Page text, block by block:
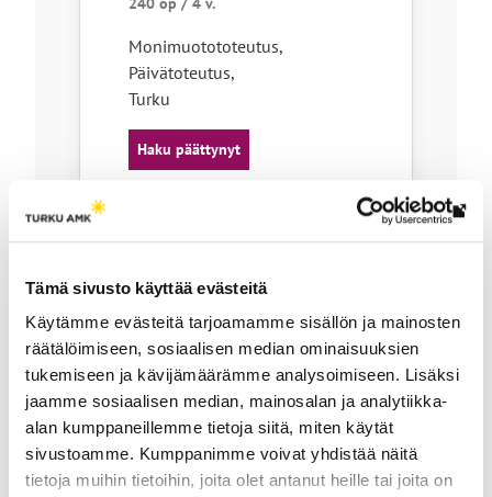
Tämä sivusto käyttää evästeitä
Käytämme evästeitä tarjoamamme sisällön ja mainosten
räätälöimiseen, sosiaalisen median ominaisuuksien
tukemiseen ja kävijämäärämme analysoimiseen. Lisäksi
jaamme sosiaalisen median, mainosalan ja analytiikka-
alan kumppaneillemme tietoja siitä, miten käytät
sivustoamme. Kumppanimme voivat yhdistää näitä
tietoja muihin tietoihin, joita olet antanut heille tai joita on
Monimuotototeutus,
Päivätoteutus,
Turku
Haku päättynyt
AMK-tutkinto tai Polkuopinnot
Journalismi,
medianomi AMK
240 op / 4 v.
Päivätoteutus
Turku